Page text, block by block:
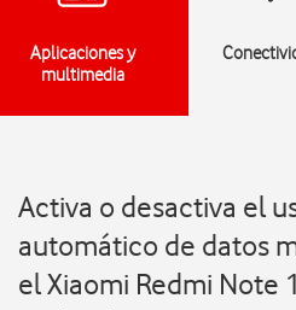
Aplicaciones y
multimedia
Activa o desactiva el
automático de datos
el Xiaomi Redmi Note